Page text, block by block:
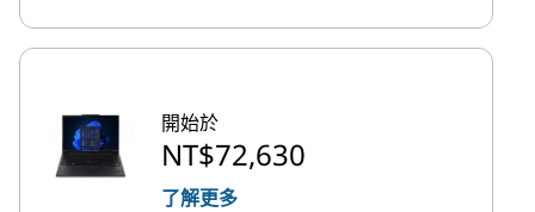
開始於
NT$72,630
了解更多